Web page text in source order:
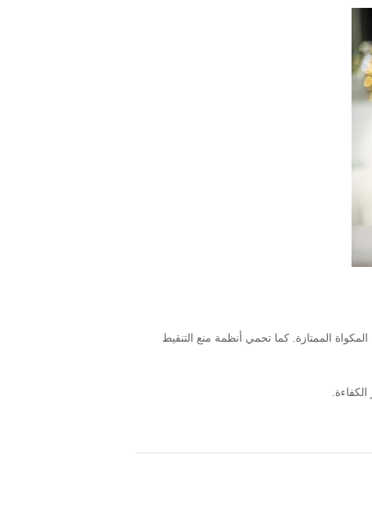
بفضل قاعدة المكواة الممتازة. كما تحمي أنظمة منع التنقيط